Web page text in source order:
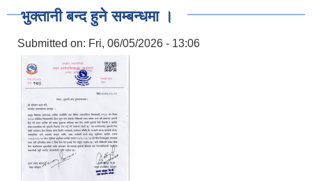
भुक्तानी बन्द हुने सम्बन्धमा ।
Submitted on: Fri, 06/05/2026 - 13:06